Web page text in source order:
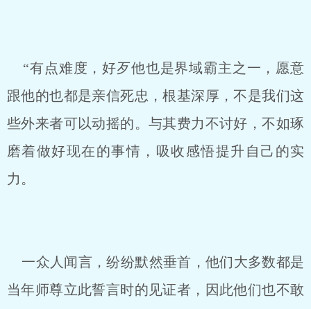
“有点难度，好歹他也是界域霸主之一，愿意
跟他的也都是亲信死忠，根基深厚，不是我们这
些外来者可以动摇的。与其费力不讨好，不如琢
磨着做好现在的事情，吸收感悟提升自己的实
力。
一众人闻言，纷纷默然垂首，他们大多数都是
当年师尊立此誓言时的见证者，因此他们也不敢